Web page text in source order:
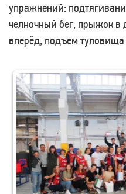
упражнений:
челночный бег, прыжок в
вперёд, подъем